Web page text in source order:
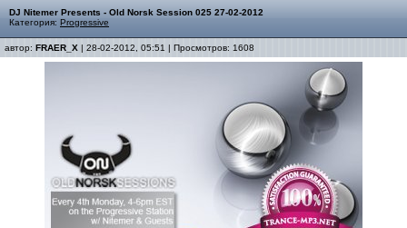
DJ Nitemer Presents - Old Norsk Session 025 27-02-2012
Категория: Progressive
автор: FRAER_X | 28-02-2012, 05:51 | Просмотров: 1608